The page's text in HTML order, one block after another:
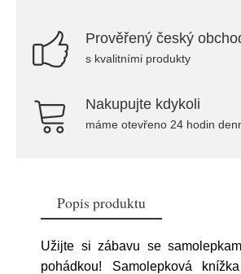
Prověřený český
s kvalitními produkty
Nakupujte kdykoli
máme otevřeno 24 hodin
Popis produktu
Užijte si zábavu se
pohádkou! Samolepková